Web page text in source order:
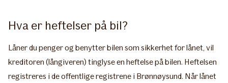
Hva er heftelser på bil?
Låner du penger og benytter bilen som sikkerhet for lånet, vil
kreditoren (långiveren) tinglyse en heftelse på bilen. Heftelsen
registreres i de offentlige registrene i Brønnøysund. Når lånet